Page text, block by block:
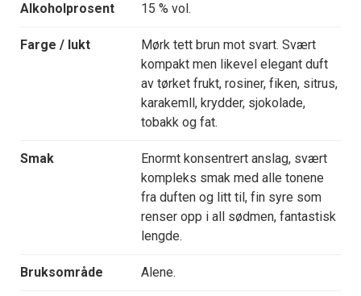
Alkoholprosent 15 % vol.
Farge / lukt
Mørk tett brun mot svart. Svært
kompakt men likevel elegant duft
av tørket frukt, rosiner, fiken, sitrus,
karakemll, krydder, sjokolade,
tobakk og fat.
Smak
Enormt konsentrert anslag, svært
kompleks smak med alle tonene
fra duften og litt til, fin syre som
renser opp i all sødmen, fantastisk
lengde.
Bruksområde Alene.